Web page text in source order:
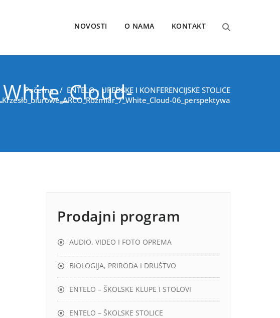
NOVOSTI O NAMA KONTAKT
Početna/ ENTELO - UREDSKE I KONFERENCIJSKE STOLICE
Krzesło_biurowe_ARCO_Rozmiar_7_White_Cloud-06_perspektywa
Prodajni program
AUDIO, VIDEO I FOTO OPREMA
BIOLOGIJA, PRIRODA I DRUŠTVO
ENTELO – ŠKOLSKE KLUPE I STOLOVI
ENTELO – ŠKOLSKE STOLICE